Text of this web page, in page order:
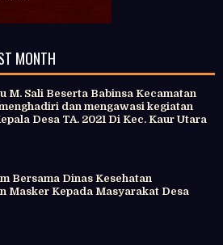
MONTH
M. Sali Beserta Babinsa Kecamatan
dan mengawasi kegiatan
Desa TA. 2021 Di Kec. Kaur Utara
Bersama Dinas Kesehatan
Masker Kepada Masyarakat Desa